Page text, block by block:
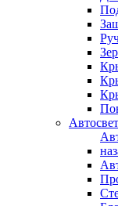
Автосвет